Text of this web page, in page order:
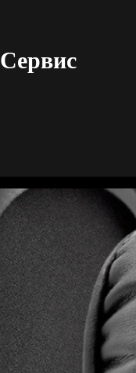
Сервис